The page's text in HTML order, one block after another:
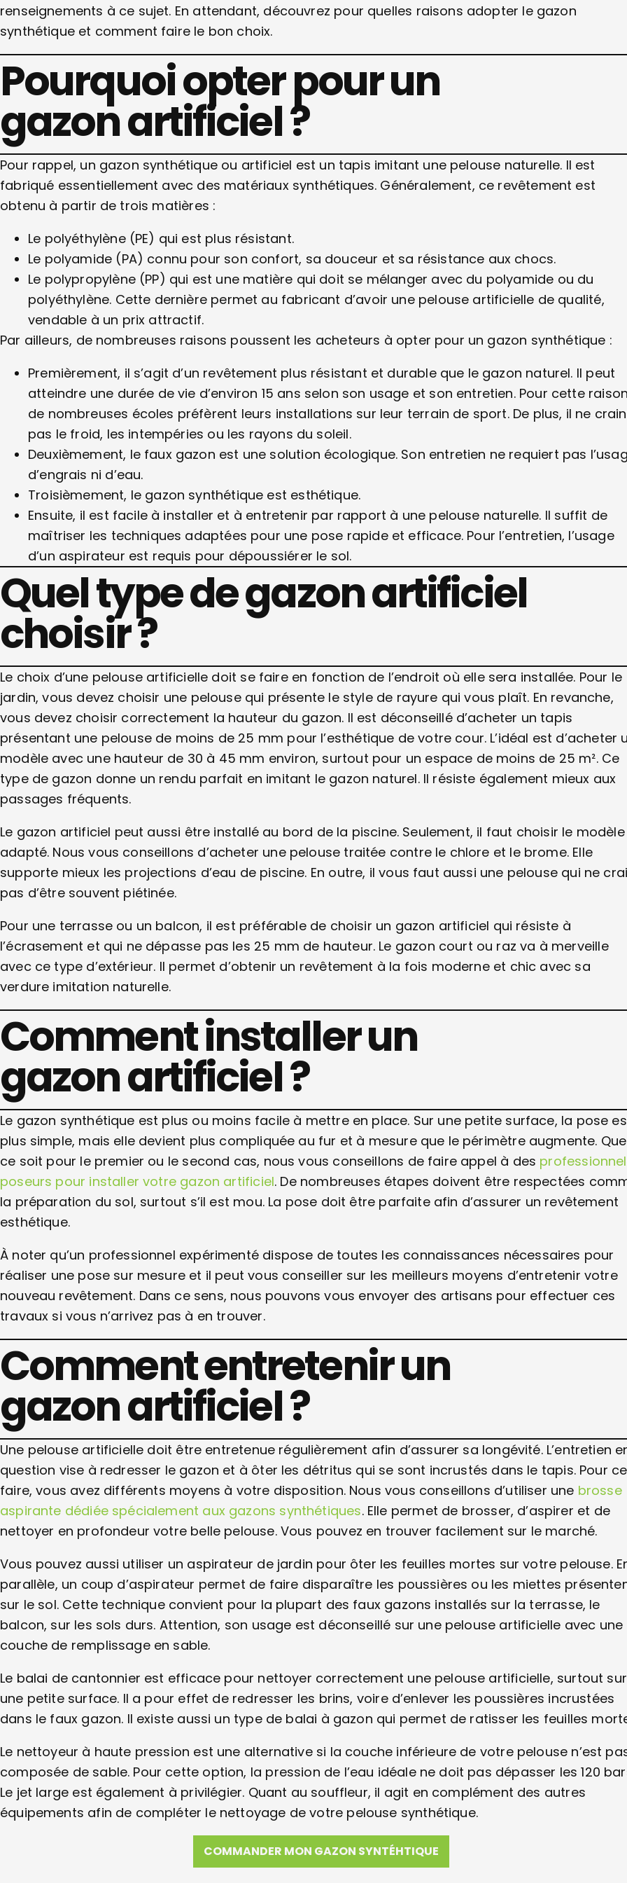
renseignements à ce sujet. En attendant, découvrez pour quelles raisons adopter le gazon
synthétique et comment faire le bon choix.
Pourquoi opter pour un
gazon artificiel ?
Pour rappel, un gazon synthétique ou artificiel est un tapis imitant une pelouse naturelle. Il est
fabriqué essentiellement avec des matériaux synthétiques. Généralement, ce revêtement est
obtenu à partir de trois matières :
Le polyéthylène (PE) qui est plus résistant.
Le polyamide (PA) connu pour son confort, sa douceur et sa résistance aux chocs.
Le polypropylène (PP) qui est une matière qui doit se mélanger avec du polyamide ou du
polyéthylène. Cette dernière permet au fabricant d’avoir une pelouse artificielle de qualité,
vendable à un prix attractif.
Par ailleurs, de nombreuses raisons poussent les acheteurs à opter pour un gazon synthétique :
Premièrement, il s’agit d’un revêtement plus résistant et durable que le gazon naturel. Il peut
atteindre une durée de vie d’environ 15 ans selon son usage et son entretien. Pour cette
de nombreuses écoles préfèrent leurs installations sur leur terrain de sport. De plus, il ne
pas le froid, les intempéries ou les rayons du soleil.
Deuxièmement, le faux gazon est une solution écologique. Son entretien ne requiert pas
d’engrais ni d’eau.
Troisièmement, le gazon synthétique est esthétique.
Ensuite, il est facile à installer et à entretenir par rapport à une pelouse naturelle. Il suffit de
maîtriser les techniques adaptées pour une pose rapide et efficace. Pour l’entretien, l’usage
d’un aspirateur est requis pour dépoussiérer le sol.
Quel type de gazon artificiel
choisir ?
Le choix d’une pelouse artificielle doit se faire en fonction de l’endroit où elle sera installée. Pour le
jardin, vous devez choisir une pelouse qui présente le style de rayure qui vous plaît. En revanche,
vous devez choisir correctement la hauteur du gazon. Il est déconseillé d’acheter un tapis
présentant une pelouse de moins de 25 mm pour l’esthétique de votre cour. L’idéal est d’acheter
modèle avec une hauteur de 30 à 45 mm environ, surtout pour un espace de moins de 25 m². Ce
type de gazon donne un rendu parfait en imitant le gazon naturel. Il résiste également mieux aux
passages fréquents.
Le gazon artificiel peut aussi être installé au bord de la piscine. Seulement, il faut choisir le modèle
adapté. Nous vous conseillons d’acheter une pelouse traitée contre le chlore et le brome. Elle
supporte mieux les projections d’eau de piscine. En outre, il vous faut aussi une pelouse qui ne
pas d’être souvent piétinée.
Pour une terrasse ou un balcon, il est préférable de choisir un gazon artificiel qui résiste à
l’écrasement et qui ne dépasse pas les 25 mm de hauteur. Le gazon court ou raz va à merveille
avec ce type d’extérieur. Il permet d’obtenir un revêtement à la fois moderne et chic avec sa
verdure imitation naturelle.
Comment installer un
gazon artificiel ?
Le gazon synthétique est plus ou moins facile à mettre en place. Sur une petite surface, la pose
plus simple, mais elle devient plus compliquée au fur et à mesure que le périmètre augmente. Que
ce soit pour le premier ou le second cas, nous vous conseillons de faire appel à des
poseurs pour installer votre gazon artificiel. De nombreuses étapes doivent être respectées
la préparation du sol, surtout s’il est mou. La pose doit être parfaite afin d’assurer un revêtement
esthétique.
À noter qu’un professionnel expérimenté dispose de toutes les connaissances nécessaires pour
réaliser une pose sur mesure et il peut vous conseiller sur les meilleurs moyens d’entretenir votre
nouveau revêtement. Dans ce sens, nous pouvons vous envoyer des artisans pour effectuer ces
travaux si vous n’arrivez pas à en trouver.
Comment entretenir un
gazon artificiel ?
Une pelouse artificielle doit être entretenue régulièrement afin d’assurer sa longévité. L’entretien
question vise à redresser le gazon et à ôter les détritus qui se sont incrustés dans le tapis. Pour ce
faire, vous avez différents moyens à votre disposition. Nous vous conseillons d’utiliser une brosse
aspirante dédiée spécialement aux gazons synthétiques. Elle permet de brosser, d’aspirer et de
nettoyer en profondeur votre belle pelouse. Vous pouvez en trouver facilement sur le marché.
Vous pouvez aussi utiliser un aspirateur de jardin pour ôter les feuilles mortes sur votre pelouse.
parallèle, un coup d’aspirateur permet de faire disparaître les poussières ou les miettes
sur le sol. Cette technique convient pour la plupart des faux gazons installés sur la terrasse, le
balcon, sur les sols durs. Attention, son usage est déconseillé sur une pelouse artificielle avec une
couche de remplissage en sable.
Le balai de cantonnier est efficace pour nettoyer correctement une pelouse artificielle, surtout sur
une petite surface. Il a pour effet de redresser les brins, voire d’enlever les poussières incrustées
dans le faux gazon. Il existe aussi un type de balai à gazon qui permet de ratisser les feuilles
Le nettoyeur à haute pression est une alternative si la couche inférieure de votre pelouse n’est
composée de sable. Pour cette option, la pression de l’eau idéale ne doit pas dépasser les 120
Le jet large est également à privilégier. Quant au souffleur, il agit en complément des autres
équipements afin de compléter le nettoyage de votre pelouse synthétique.
COMMANDER MON GAZON SYNTÉHTIQUE